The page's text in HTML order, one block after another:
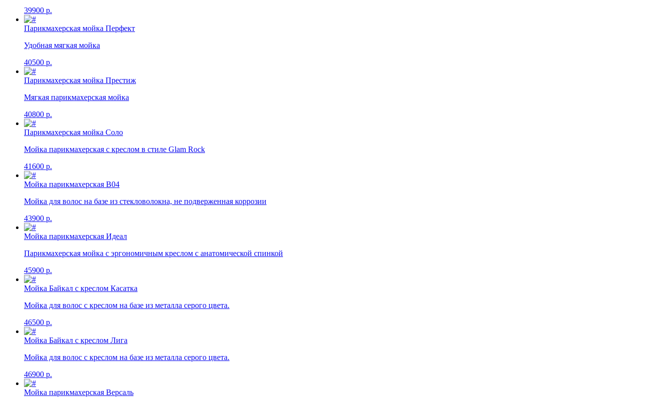
39900 р.
Парикмахерская мойка Перфект
Удобная мягкая мойка
40500 р.
Парикмахерская мойка Престиж
Мягкая парикмахерская мойка
40800 р.
Парикмахерская мойка Соло
Мойка парикмахерская с креслом в стиле Glam Rock
41600 р.
Мойка парикмахерская В04
Мойка для волос на базе из стекловолокна, не подверженная коррозии
43900 р.
Мойка парикмахерская Идеал
Парикмахерская мойка с эргономичным креслом с анатомической спинкой
45900 р.
Мойка Байкал с креслом Касатка
Мойка для волос с креслом на базе из металла серого цвета.
46500 р.
Мойка Байкал с креслом Лига
Мойка для волос с креслом на базе из металла серого цвета.
46900 р.
Мойка парикмахерская Версаль